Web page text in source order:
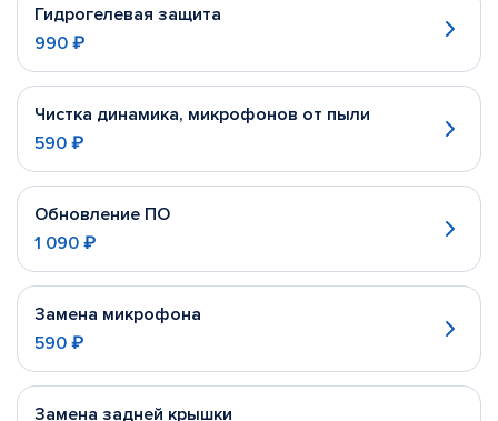
Гидрогелевая защита
990 ₽
Чистка динамика, микрофонов от пыли
590 ₽
Обновление ПО
1 090 ₽
Замена микрофона
590 ₽
Замена задней крышки